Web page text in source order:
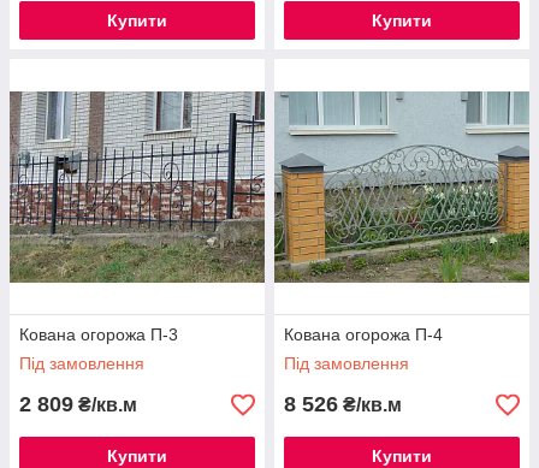
Купити Купити
Кована огорожа П-3
Під замовлення
2 809 ₴/кв.м
Купити
Кована огорожа П-4
Під замовлення
8 526 ₴/кв.м
Купити